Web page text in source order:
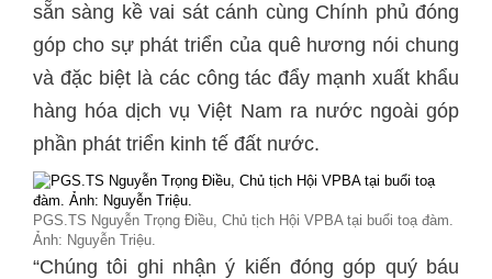
sẵn sàng kề vai sát cánh cùng Chính phủ đóng
góp cho sự phát triển của quê hương nói chung
và đặc biệt là các công tác đẩy mạnh xuất khẩu
hàng hóa dịch vụ Việt Nam ra nước ngoài góp
phần phát triển kinh tế đất nước.
PGS.TS Nguyễn Trọng Điều, Chủ tịch Hội VPBA tại buổi toạ đàm.
Ảnh: Nguyễn Triệu.
“Chúng tôi ghi nhận ý kiến đóng góp quý báu